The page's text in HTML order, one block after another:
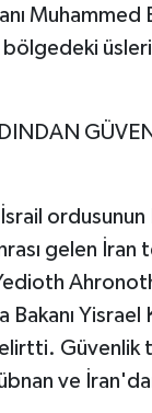
Muhammed
bölgedeki
gelen
Bakanı
Güvenlik
ve